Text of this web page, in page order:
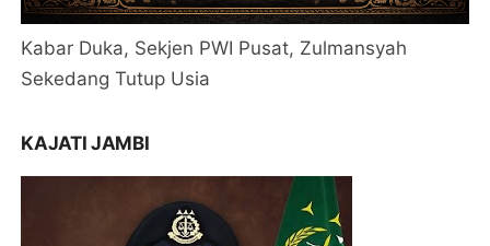
Kabar Duka, Sekjen PWI Pusat, Zulmansyah
Sekedang Tutup Usia
KAJATI JAMBI